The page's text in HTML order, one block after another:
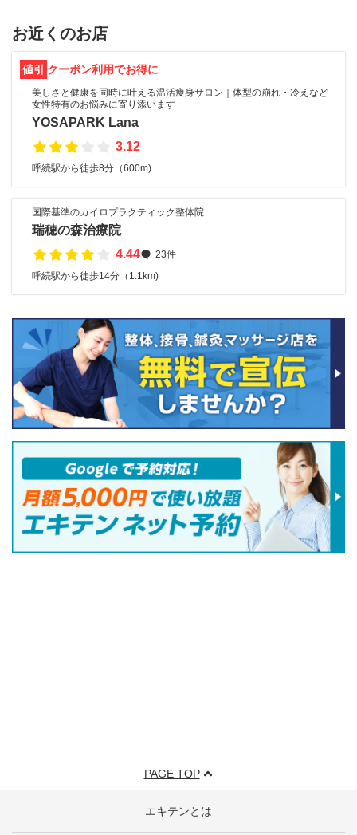
お近くのお店
値引 クーポン利用でお得に
美しさと健康を同時に叶える温活痩身サロン｜体型の崩れ・冷えなど
女性特有のお悩みに寄り添います
YOSAPARK Lana
3.12
呼続駅から徒歩8分（600m)
国際基準のカイロプラクティック整体院
瑞穂の森治療院
4.44
23件
呼続駅から徒歩14分（1.1km)
PAGE TOP
エキテンとは